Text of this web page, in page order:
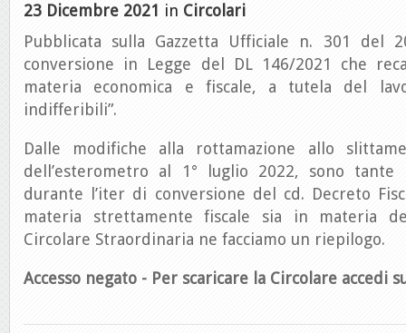
23 Dicembre 2021 in Circolari
Pubblicata sulla Gazzetta Ufficiale n. 301 del
conversione in Legge del DL 146/2021 che
materia economica e fiscale, a tutela del
indifferibili”.
Dalle modifiche alla rottamazione allo
dell’esterometro al 1° luglio 2022, sono
durante l’iter di conversione del cd. Decreto
materia strettamente fiscale sia in materia
Circolare Straordinaria ne facciamo un riepilogo.
Accesso negato - Per scaricare la Circolare accedi